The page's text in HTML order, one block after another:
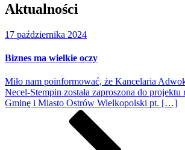
Aktualności
17 października 2024
Biznes ma wielkie oczy
Miło nam poinformować, że Kancelaria
Necel-Stempin została zaproszona do
Gminę i Miasto Ostrów Wielkopolski pt. […]